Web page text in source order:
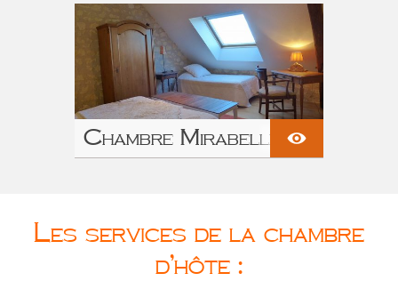
Chambre Mirabelle
Les services de la chambre
d’hôte :